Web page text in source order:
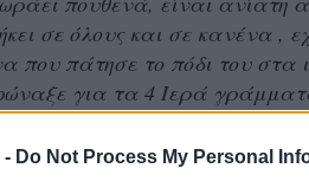
- Do Not Process My Personal
σε όλους και σε κανένα ,
που πάτησε το πόδι του στα
για τα 4 Ιερά
ανήκει σε όλους αυτούς που